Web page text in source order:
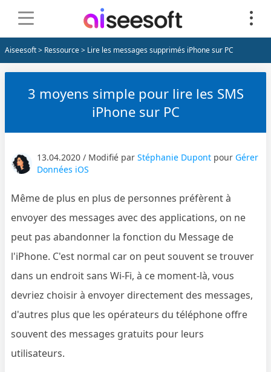
Aiseesoft> Ressource> Lire les messages supprimés iPhone sur PC
3 moyens simple pour lire les SMS
iPhone sur PC
13.04.2020 / Modifié parStéphanie Dupont pourGérer
Données iOS
Même de plus en plus de personnes préfèrent à
envoyer des messages avec des applications, on ne
peut pas abandonner la fonction du Message de
l'iPhone. C'est normal car on peut souvent se trouver
dans un endroit sans Wi-Fi, à ce moment-là, vous
devriez choisir à envoyer directement des messages,
d'autres plus que les opérateurs du téléphone offre
souvent des messages gratuits pour leurs
utilisateurs.